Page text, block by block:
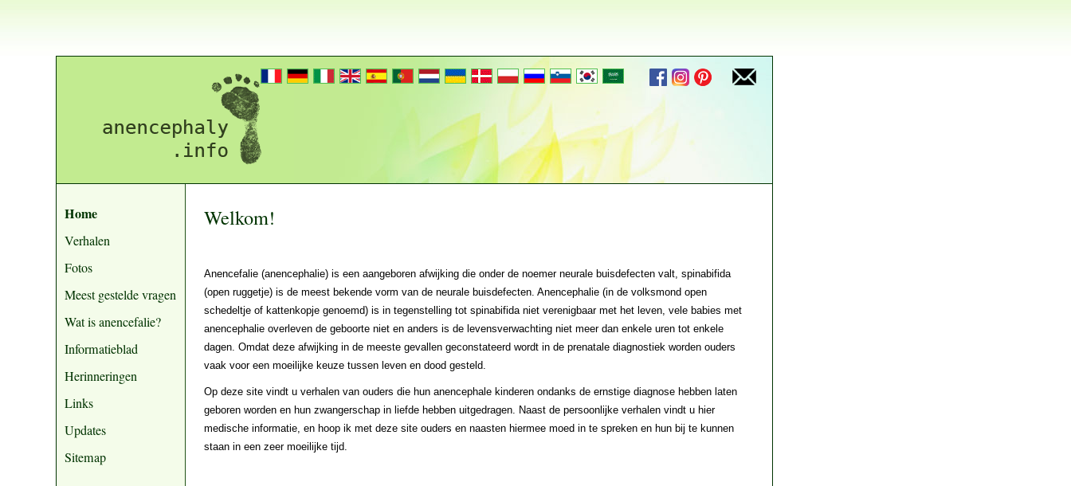
Home
Verhalen
Fotos
Meest gestelde vragen
Wat is anencefalie?
Informatieblad
Herinneringen
Links
Updates
Sitemap
Welkom!
Anencefalie (anencephalie) is een aangeboren afwijking die onder de noemer neurale buisdefecten valt, spinabifida
(open ruggetje) is de meest bekende vorm van de neurale buisdefecten. Anencephalie (in de volksmond open
schedeltje of kattenkopje genoemd) is in tegenstelling tot spinabifida niet verenigbaar met het leven, vele babies met
anencephalie overleven de geboorte niet en anders is de levensverwachting niet meer dan enkele uren tot enkele
dagen. Omdat deze afwijking in de meeste gevallen geconstateerd wordt in de prenatale diagnostiek worden ouders
vaak voor een moeilijke keuze tussen leven en dood gesteld.
Op deze site vindt u verhalen van ouders die hun anencephale kinderen ondanks de ernstige diagnose hebben laten
geboren worden en hun zwangerschap in liefde hebben uitgedragen. Naast de persoonlijke verhalen vindt u hier
medische informatie, en hoop ik met deze site ouders en naasten hiermee moed in te spreken en hun bij te kunnen
staan in een zeer moeilijke tijd.